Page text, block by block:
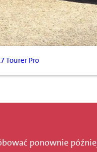
Tourer Pro
ponownie